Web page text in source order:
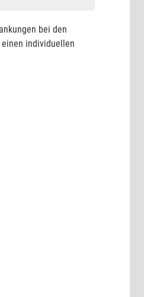
bei den
individuellen